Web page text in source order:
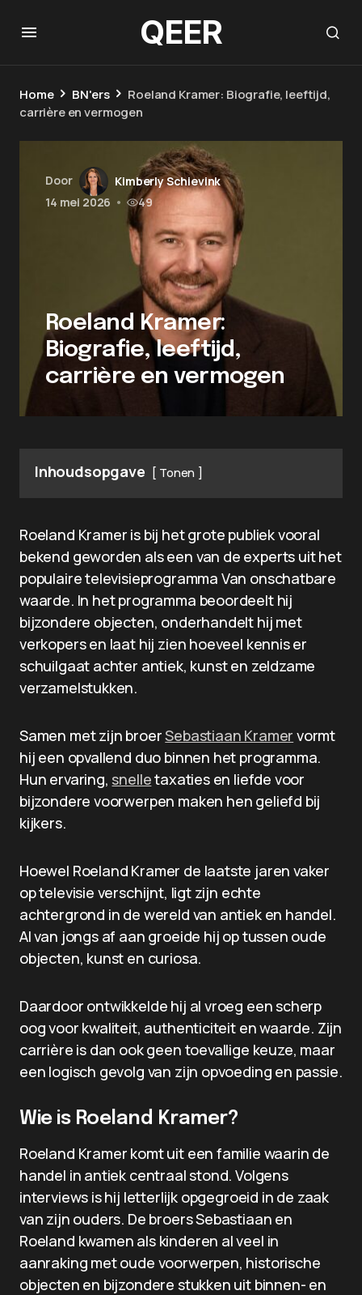
QEER
Home BN'ers
Roeland Kramer: Biografie, leeftijd,
carrière en vermogen
Door
Kimberly Schievink
14 mei 2026 • 49
Roeland Kramer:
Biografie, leeftijd,
carrière en vermogen
Inhoudsopgave Tonen
Roeland Kramer is bij het grote publiek vooral
bekend geworden als een van de experts uit het
populaire televisieprogramma Van onschatbare
waarde. In het programma beoordeelt hij
bijzondere objecten, onderhandelt hij met
verkopers en laat hij zien hoeveel kennis er
schuilgaat achter antiek, kunst en zeldzame
verzamelstukken.
Samen met zijn broerSebastiaan Kramer vormt
hij een opvallend duo binnen het programma.
Hun ervaring,snelletaxaties en liefde voor
bijzondere voorwerpen maken hen geliefd bij
kijkers.
Hoewel Roeland Kramer de laatste jaren vaker
op televisie verschijnt, ligt zijn echte
achtergrond in de wereld van antiek en handel.
Al van jongs af aan groeide hij op tussen oude
objecten, kunst en curiosa.
Daardoor ontwikkelde hij al vroeg een scherp
oog voor kwaliteit, authenticiteit en waarde. Zijn
carrière is dan ook geen toevallige keuze, maar
een logisch gevolg van zijn opvoeding en passie.
Wie is Roeland Kramer?
Roeland Kramer komt uit een familie waarin de
handel in antiek centraal stond. Volgens
interviews is hij letterlijk opgegroeid in de zaak
van zijn ouders. De broers Sebastiaan en
Roeland kwamen als kinderen al veel in
aanraking met oude voorwerpen, historische
objecten en bijzondere stukken uit binnen- en